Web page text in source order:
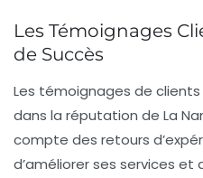
Les Témoignages
de Succès
Les témoignages de
dans la réputation de La
compte des retours
d’améliorer ses services et